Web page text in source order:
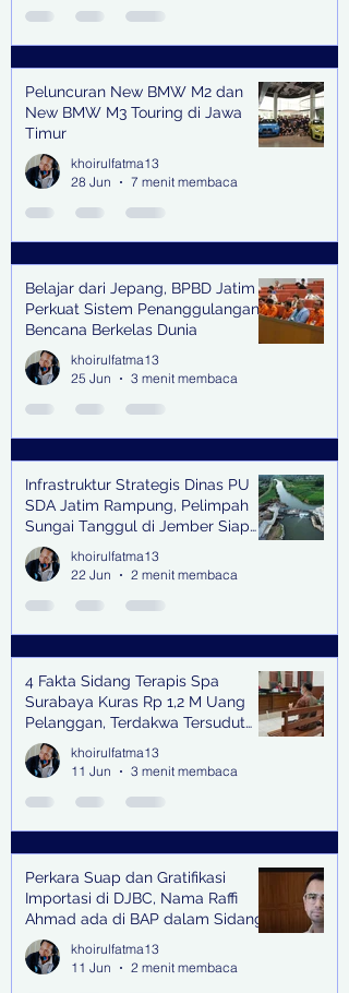
Peluncuran New BMW M2 dan
New BMW M3 Touring di Jawa
Timur
khoirulfatma13
28 Jun
7 menit membaca
Belajar dari Jepang, BPBD Jatim
Perkuat Sistem Penanggulangan
Bencana Berkelas Dunia
khoirulfatma13
25 Jun
3 menit membaca
Infrastruktur Strategis Dinas PU
SDA Jatim Rampung, Pelimpah
Sungai Tanggul di Jember Siap
Bangkitkan Swasembada Pangan
dan Pengendali Banjir
khoirulfatma13
22 Jun
2 menit membaca
4 Fakta Sidang Terapis Spa
Surabaya Kuras Rp 1,2 M Uang
Pelanggan, Terdakwa Tersudut
oleh Keterangan Saksi Kunci
khoirulfatma13
11 Jun
3 menit membaca
Perkara Suap dan Gratifikasi
Importasi di DJBC, Nama Raffi
Ahmad ada di BAP dalam Sidang
khoirulfatma13
11 Jun
2 menit membaca